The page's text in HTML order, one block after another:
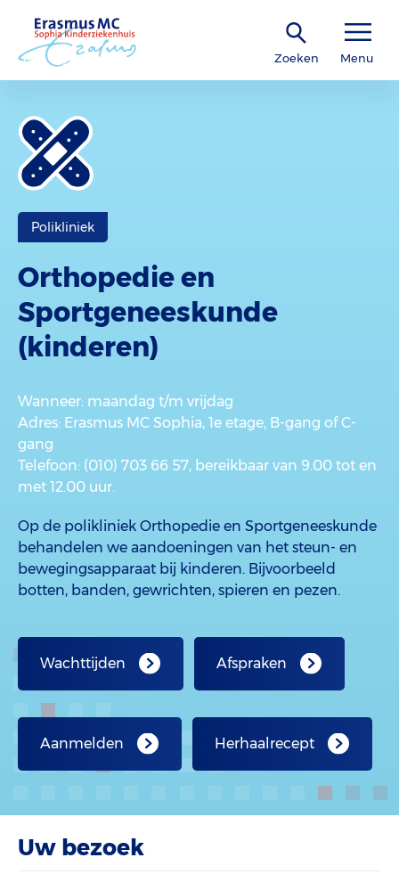
Zoeken Menu
Polikliniek
Orthopedie en
Sportgeneeskunde
(kinderen)
Wanneer: maandag t/m vrijdag
Adres: Erasmus MC Sophia, 1e etage, B-gang of C-
gang
Telefoon: (010) 703 66 57, bereikbaar van 9.00 tot en
met 12.00 uur.
Op de polikliniek Orthopedie en Sportgeneeskunde
behandelen we aandoeningen van het steun- en
bewegingsapparaat bij kinderen. Bijvoorbeeld
botten, banden, gewrichten, spieren en pezen.
Wachttijden Afspraken
Aanmelden Herhaalrecept
Uw bezoek